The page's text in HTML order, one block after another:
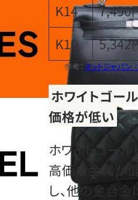
K14
7,490
K10
5,342
参考： ネットジャパ
ホワイトゴー
価格が低いこ
ホワイトゴー
高価な金属が
し、他の金合